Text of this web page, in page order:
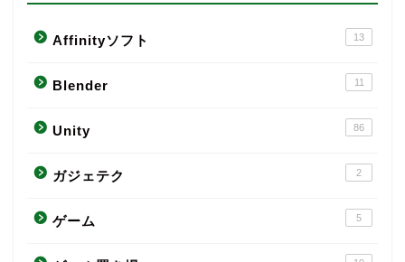
Affinityソフト 13
Blender 11
Unity 86
ガジェテク 2
ゲーム 5